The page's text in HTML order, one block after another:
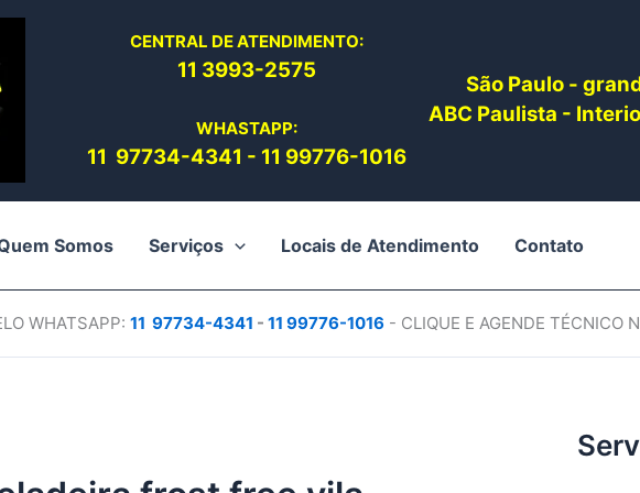
CENTRAL DE ATENDIMENTO:
11 3993-2575
WHASTAPP:
11 97734-4341 - 11 99776-1016
São Paulo -
ABC Paulista -
Somos Serviços Locais de Atendimento Contato
WHATSAPP: 11 97734-4341 - 11 99776-1016 - CLIQUE E AGENDE TÉCNICO